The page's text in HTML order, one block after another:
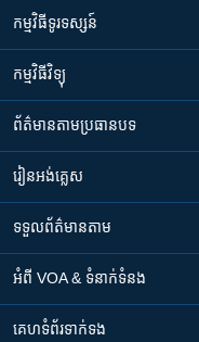
កម្មវិធី​ទូរទស្សន៍
កម្មវិធី​វិទ្យុ
ព័ត៌មាន​តាមប្រធានបទ​
រៀន​​អង់គ្លេស
ទទួល​ព័ត៌មាន​តាម
អំពី​ VOA & ទំនាក់ទំនង
គេហទំព័រ​​ទាក់ទង